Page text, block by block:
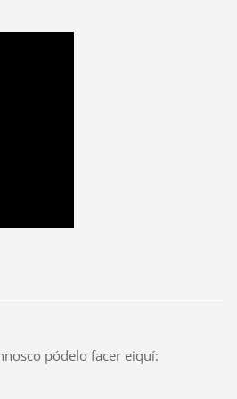
pódelo facer eiquí: